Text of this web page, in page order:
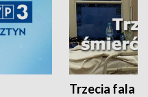
Trzecia fala -